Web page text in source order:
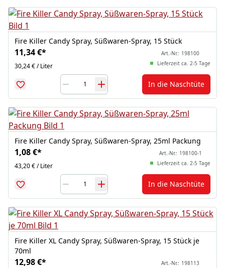
Fire Killer Candy Spray, Süßwaren-Spray, 15 Stück
11,34 €*
30,24 € / Liter
Art.-Nr.: 198100
Lieferzeit ca. 2-5 Tage
In die Naschtüte
Fire Killer Candy Spray, Süßwaren-Spray, 25ml Packung
1,08 €*
43,20 € / Liter
Art.-Nr.: 198100-1
Lieferzeit ca. 2-5 Tage
In die Naschtüte
Fire Killer XL Candy Spray, Süßwaren-Spray, 15 Stück je
70ml
12,98 €* Art.-Nr.: 198113